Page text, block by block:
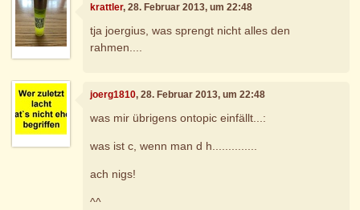
krattler, 28. Februar 2013, um 22:48
tja joergius, was sprengt nicht alles den
rahmen....
joerg1810, 28. Februar 2013, um 22:48
was mir übrigens ontopic einfällt...:
was ist c, wenn man d h..............
ach nigs!
^^